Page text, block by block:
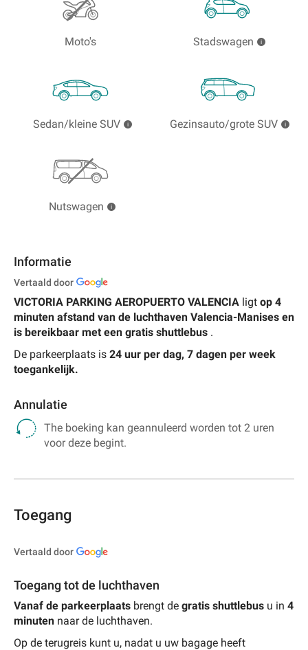
Moto's Stadswagen
Sedan/kleine SUV Gezinsauto/grote SUV
Nutswagen
Informatie
Vertaald door
VICTORIA PARKING AEROPUERTO VALENCIA ligt op 4
minuten afstand van de luchthaven Valencia-Manises en
is bereikbaar met een gratis shuttlebus .
De parkeerplaats is 24 uur per dag, 7 dagen per week
toegankelijk.
Annulatie
The boeking kan geannuleerd worden tot 2 uren
voor deze begint.
Toegang
Vertaald door
Toegang tot de luchthaven
Vanaf de parkeerplaats brengt de gratis shuttlebus u in 4
minuten naar de luchthaven.
Op de terugreis kunt u, nadat u uw bagage heeft